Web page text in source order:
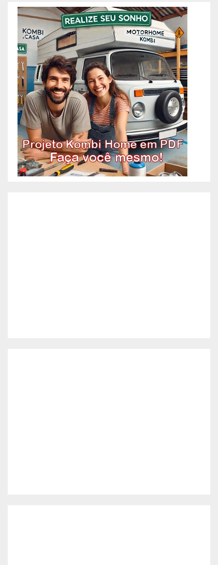
conhecidos por seus serviços de
qualidade em BH. Você pode
contatá-los pelos telefones 31
3473-2000, 3357-1961 ou
98687-2000 se você está
pensando em reformar ou pintar
a fachada da sua empresa,
condomínio ou